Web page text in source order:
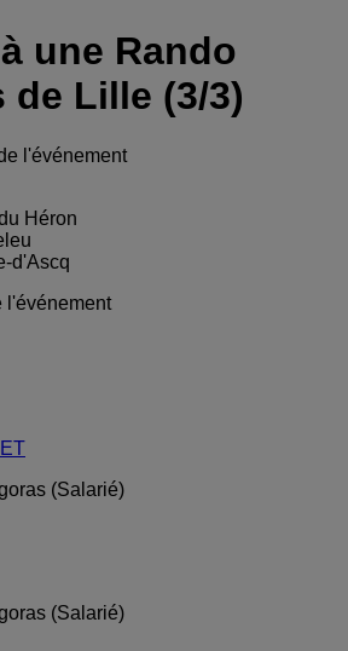
une Rando
de Lille (3/3)
Héron
d'Ascq
(Salarié)
(Salarié)